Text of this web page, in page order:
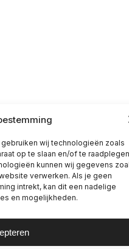
wij technologieën zoals
op te slaan en/of te
kunnen wij gegevens
verwerken. Als je geen
intrekt, kan dit een nadelige
en mogelijkheden.